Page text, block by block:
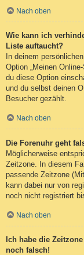
Nach oben
Wie kann ich
Liste auftaucht?
In deinem
Option „Meinen
du diese Option
und du selbst deinen
Besucher gezählt.
Nach oben
Die Forenuhr geht
Möglicherweise
Zeitzone. In diesem
passende Zeitzone
kann dabei nur von
noch nicht registriert
Nach oben
Ich habe die
noch falsch!